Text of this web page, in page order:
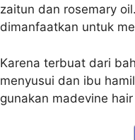
zaitun dan rosemary
dimanfaatkan untuk
Karena terbuat dari
menyusui dan ibu
gunakan madevine